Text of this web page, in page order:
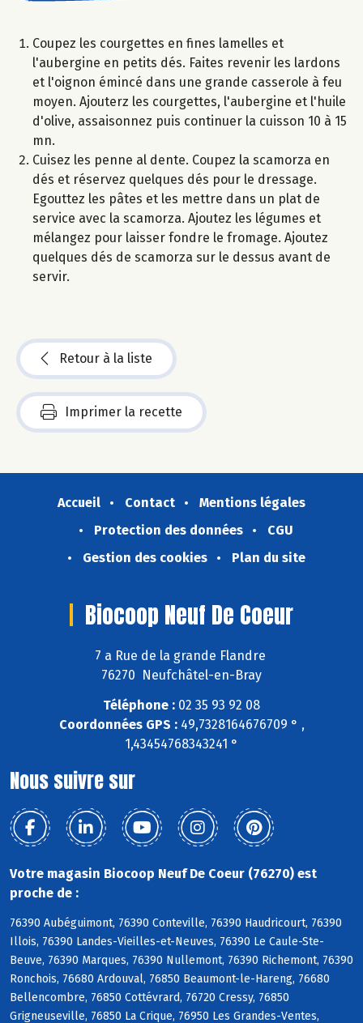
Coupez les courgettes en fines lamelles et
l'aubergine en petits dés. Faites revenir les lardons
et l'oignon émincé dans une grande casserole à feu
moyen. Ajouterz les courgettes, l'aubergine et l'huile
d'olive, assaisonnez puis continuer la cuisson 10 à 15
mn.
Cuisez les penne al dente. Coupez la scamorza en
dés et réservez quelques dés pour le dressage.
Egouttez les pâtes et les mettre dans un plat de
service avec la scamorza. Ajoutez les légumes et
mélangez pour laisser fondre le fromage. Ajoutez
quelques dés de scamorza sur le dessus avant de
servir.
Retour à la liste
Imprimer la recette
Accueil Contact
Mentions légales
Protection des données
CGU
Gestion des cookies
Plan du site
Biocoop Neuf De Coeur
7 a Rue de la grande Flandre
76270 Neufchâtel-en-Bray
Téléphone : 02 35 93 92 08
Coordonnées GPS :49,7328164676709 ° ,
1,43454768343241 °
Nous suivre sur
Votre magasin Biocoop Neuf De Coeur (76270) est
proche de :
76390 Aubéguimont, 76390 Conteville, 76390 Haudricourt, 76390
Illois, 76390 Landes-Vieilles-et-Neuves, 76390 Le Caule-Ste-
Beuve, 76390 Marques, 76390 Nullemont, 76390 Richemont, 76390
Ronchois, 76680 Ardouval, 76850 Beaumont-le-Hareng, 76680
Bellencombre, 76850 Cottévrard, 76720 Cressy, 76850
Grigneuseville, 76850 La Crique, 76950 Les Grandes-Ventes,